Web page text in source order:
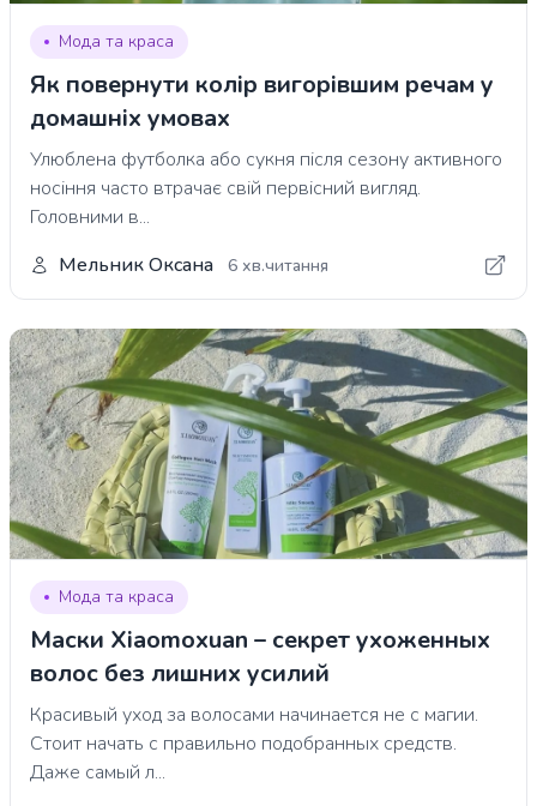
Мода та краса
Як повернути колір вигорівшим речам у
домашніх умовах
Улюблена футболка або сукня після сезону активного
носіння часто втрачає свій первісний вигляд.
Головними в...
Мельник Оксана
6 хв.читання
Мода та краса
Маски Xiaomoxuan – секрет ухоженных
волос без лишних усилий
Красивый уход за волосами начинается не с магии.
Стоит начать с правильно подобранных средств.
Даже самый л...